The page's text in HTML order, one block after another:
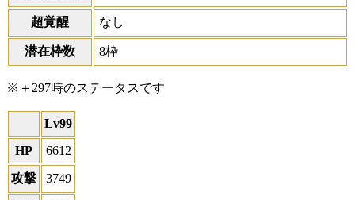
超覚醒 なし
潜在枠数 8枠
※＋297時のステータスです
Lv99
HP
6612
攻撃 3749